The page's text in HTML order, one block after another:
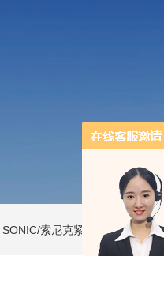
SONIC/索尼克紧凑型液体流量计